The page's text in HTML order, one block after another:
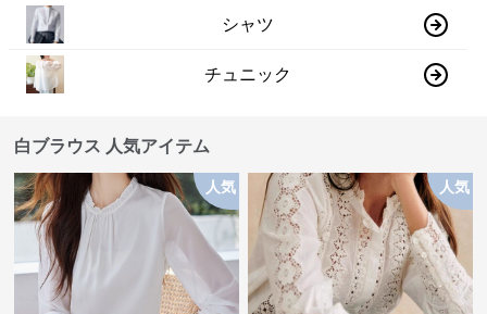
シャツ
チュニック
白ブラウス 人気アイテム
人気 人気